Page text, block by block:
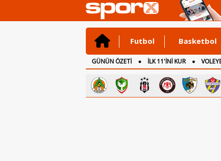
Futbol Basketbol
GÜNÜN ÖZETİ İLK 11'İNİ KUR
CANLI ANLATIM
İNGİLTERE